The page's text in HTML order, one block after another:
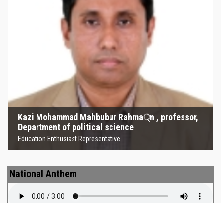
Kazi Mohammad Mahbubur Rahma্‌n , professor,
Department of political science
Education Enthusiast Representative
Kazi Mohammad Mahbubur
Rahma্‌n , professor, Department
of political science
Education Enthusiast Representative
National Anthem